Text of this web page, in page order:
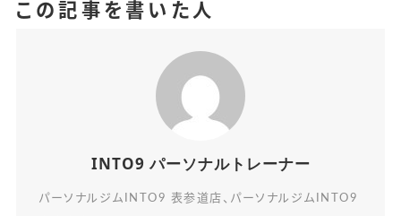
この記事を書いた人
INTO9 パーソナルトレーナー
パーソナルジムINTO9 表参道店、パーソナルジムINTO9